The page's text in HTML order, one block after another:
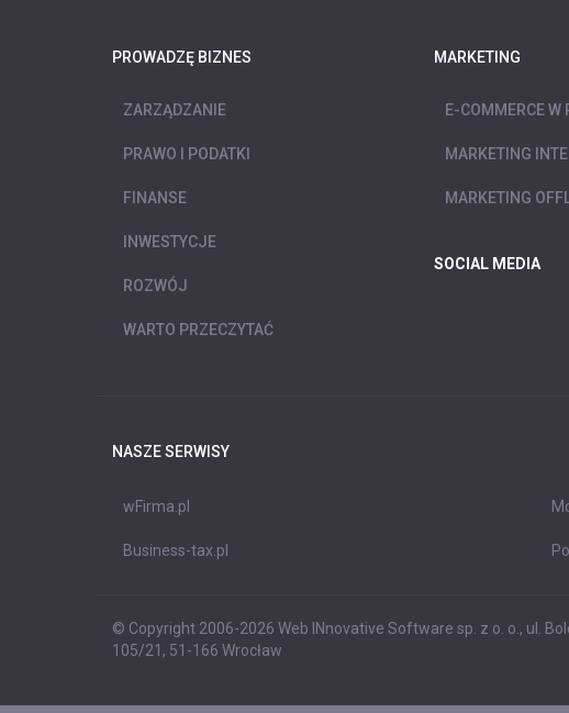
PROWADZĘ BIZNES
ZARZĄDZANIE
PRAWO I PODATKI
FINANSE
INWESTYCJE
ROZWÓJ
WARTO PRZECZYTAĆ
MARKETING
E-COMMERCE W
MARKETING
MARKETING
SOCIAL MEDIA
NASZE SERWISY
wFirma.pl
Business-tax.pl
© Copyright 2006-2026 Web INnovative Software sp. z o. o., ul.
105/21, 51-166 Wrocław